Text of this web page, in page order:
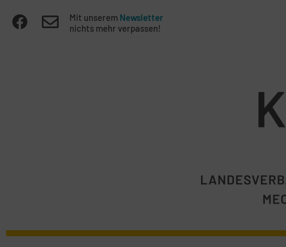
Mit unserem Newsletter
nichts mehr verpassen!